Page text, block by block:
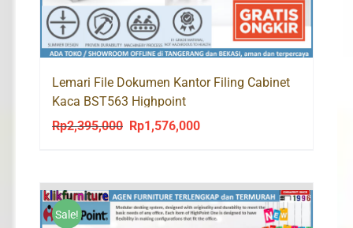
Lemari File Dokumen Kantor Filing Cabinet
Kaca BST563 Highpoint
Rp2,395,000
Original
Rp2,395,000.
Rp1,576,000Current
Rp1,576,000.
Sale!